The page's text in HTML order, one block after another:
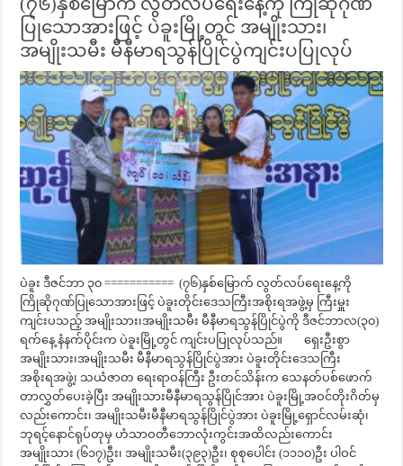
ပြုသောအားဖြင့် ပဲခူးမြို့တွင် အမျိုးသား၊
အမျိုးသမီး မီနီမာရသွန်ပြိုင်ပွဲကျင်းပပြုလုပ်
ပဲခူး ဒီဇင်ဘာ ၃၀ =========== (၇၆)နှစ်မြောက် လွတ်လပ်ရေးနေ့ကို
ကြိုဆိုဂုဏ်ပြုသောအားဖြင့် ပဲခူးတိုင်းဒေသကြီးအစိုးရအဖွဲ့မှ ကြီးမှူး
ကျင်းပသည့် အမျိုးသား၊အမျိုးသမီး မီနီမာရသွန်ပြိုင်ပွဲကို ဒီဇင်ဘာလ(၃၀)
ရက်နေ့ နံနက်ပိုင်းက ပဲခူးမြို့တွင် ကျင်းပပြုလုပ်သည်။ ရှေးဦးစွာ
အမျိုးသား၊အမျိုးသမီး မီနီမာရသွန်ပြိုင်ပွဲအား ပဲခူးတိုင်းဒေသကြီး
အစိုးရအဖွဲ့၊ သယံဇာတ ရေးရာဝန်ကြီး ဦးတင်သိန်းက သေနတ်ပစ်ဖောက်
တာလွှတ်ပေးခဲ့ပြီး အမျိုးသားမီနီမာရသွန်ပြိုင်အား ပဲခူးမြို့အဝင်တိုးဂိတ်မှ
လည်းကောင်း၊ အမျိုးသမီးမီနီမာရသွန်ပြိုင်ပွဲအား ပဲခူးမြို့ရှောင်လမ်းဆုံ၊
ဘုရင့်နောင်ရုပ်တုမှ ဟံသာဝတီဘောလုံးကွင်းအထိလည်းကောင်း
အမျိုးသား (၆၁၇)ဦး၊ အမျိုးသမီး(၃၉၃)ဦး၊ စုစုပေါင်း (၁၁၁၀)ဦး ပါဝင်